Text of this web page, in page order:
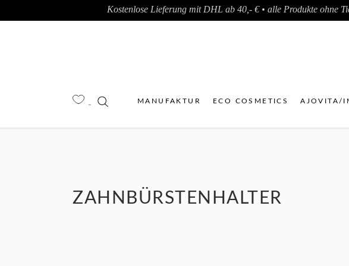
Kostenlose Lieferung mit DHL ab 40,- € • alle Produkte ohne
MANUFAKTUR ECO COSMETICS AJOVITA/
ZAHNBÜRSTENHALTER